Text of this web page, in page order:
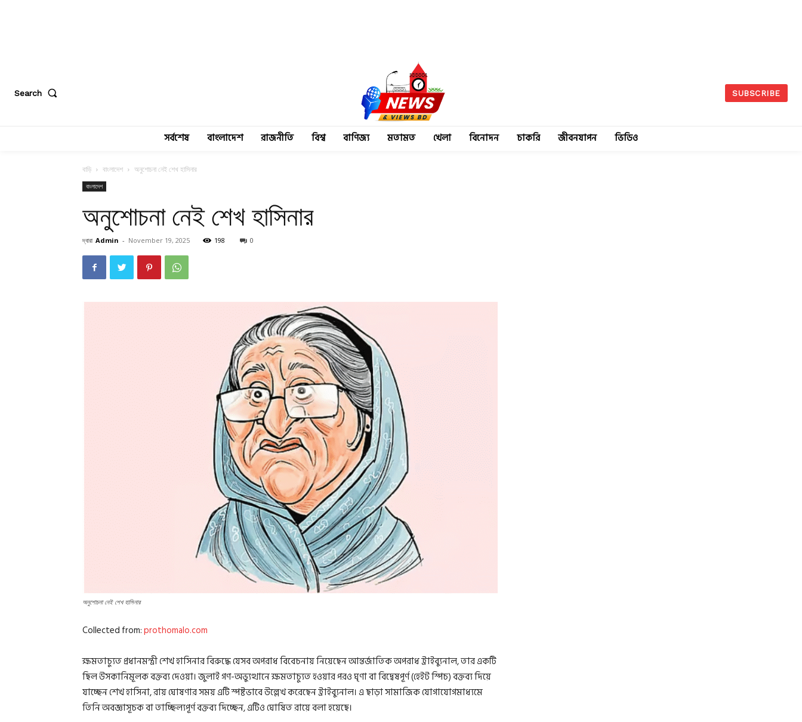
Search SUBSCRIBE
সর্বশেষ বাংলাদেশ রাজনীতি বিশ্ব বাণিজ্য মতামত খেলা বিনোদন চাকরি জীবনযাপন ভিডিও
বাড়ি বাংলাদেশ অনুশোচনা নেই শেখ হাসিনার
বাংলাদেশ
অনুশোচনা নেই শেখ হাসিনার
দ্বারা Admin - November 19, 2025 198 0
অনুশোচনা নেই শেখ হাসিনার
Collected from:prothomalo.com
ক্ষমতাচ্যুত প্রধানমন্ত্রী শেখ হাসিনার বিরুদ্ধে যেসব অপরাধ বিবেচনায় নিয়েছেন আন্তর্জাতিক অপরাধ ট্রাইব্যুনাল, তার একটি
ছিল উসকানিমূলক বক্তব্য দেওয়া। জুলাই গণ-অভ্যুত্থানে ক্ষমতাচ্যুত হওয়ার পরও ঘৃণা বা বিদ্বেষপূর্ণ (হেইট স্পিচ) বক্তব্য দিয়ে
যাচ্ছেন শেখ হাসিনা, রায় ঘোষণার সময় এটি স্পষ্টভাবে উল্লেখ করেছেন ট্রাইব্যুনাল। এ ছাড়া সামাজিক যোগাযোগমাধ্যমে
তিনি অবজ্ঞাসূচক বা তাচ্ছিল্যপূর্ণ বক্তব্য দিচ্ছেন, এটিও ঘোষিত রায়ে বলা হয়েছে।